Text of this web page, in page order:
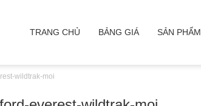
TRANG CHỦ BẢNG GIÁ SẢN PHẨM
wildtrak-moi